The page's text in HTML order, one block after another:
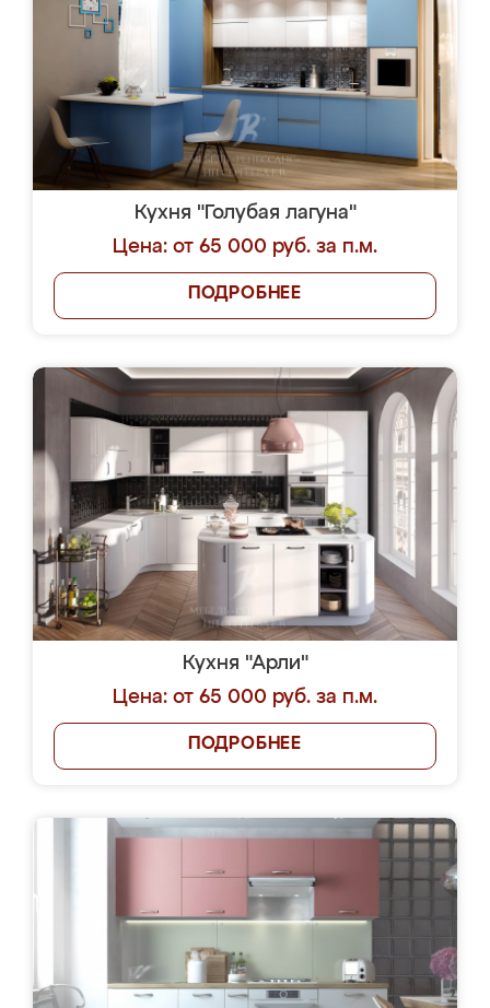
Кухня "Голубая лагуна"
Цена: от 65 000 руб. за п.м.
ПОДРОБНЕЕ
Кухня "Арли"
Цена: от 65 000 руб. за п.м.
ПОДРОБНЕЕ